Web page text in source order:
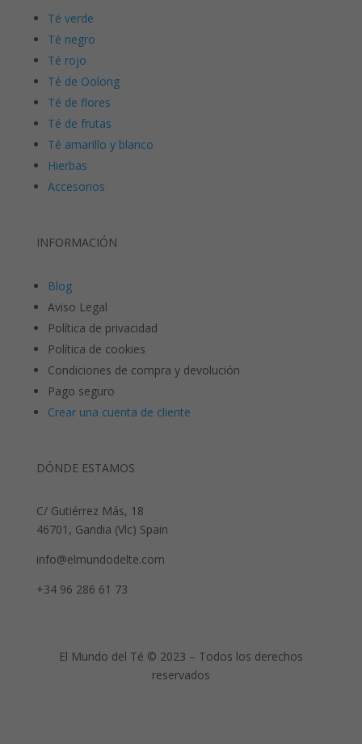
Té verde
Té negro
Té rojo
Té de Oolong
Té de flores
Té de frutas
Té amarillo y blanco
Hierbas
Accesorios
INFORMACIÓN
Blog
Aviso Legal
Política de privacidad
Política de cookies
Condiciones de compra y devolución
Pago seguro
Crear una cuenta de cliente
DÓNDE ESTAMOS
C/ Gutiérrez Más, 18
46701, Gandia (Vlc) Spain
info@elmundodelte.com
+34 96 286 61 73
El Mundo del Té © 2023 – Todos los derechos
reservados